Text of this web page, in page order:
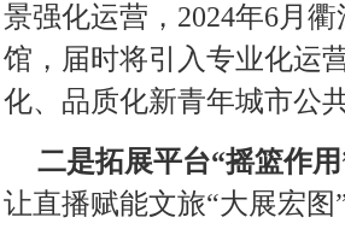
景强化运营，2024年6月
馆，届时将引入专业化运
化、品质化新青年城市公
二是拓展平台“摇篮作
让直播赋能文旅“大展宏图